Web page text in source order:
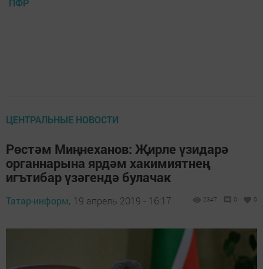
ПФР
ЦЕНТРАЛЬНЫЕ НОВОСТИ
Рөстәм Миңнеханов: Җирле үзидарә
органнарына ярдәм хакимиятнең
игътибар үзәгендә булачак
Татар-информ, 19 апрель 2019 - 16:17 2347 0 0